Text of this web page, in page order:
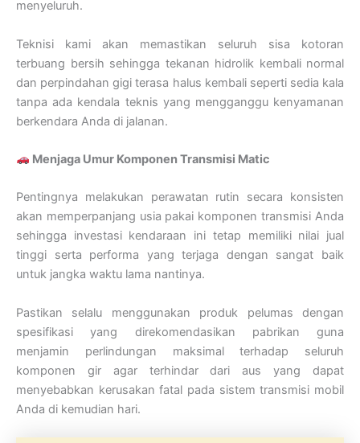
menyeluruh.
Teknisi kami akan memastikan seluruh sisa kotoran
terbuang bersih sehingga tekanan hidrolik kembali normal
dan perpindahan gigi terasa halus kembali seperti sedia kala
tanpa ada kendala teknis yang mengganggu kenyamanan
berkendara Anda di jalanan.
Menjaga Umur Komponen Transmisi Matic
Pentingnya melakukan perawatan rutin secara konsisten
akan memperpanjang usia pakai komponen transmisi Anda
sehingga investasi kendaraan ini tetap memiliki nilai jual
tinggi serta performa yang terjaga dengan sangat baik
untuk jangka waktu lama nantinya.
Pastikan selalu menggunakan produk pelumas dengan
spesifikasi yang direkomendasikan pabrikan guna
menjamin perlindungan maksimal terhadap seluruh
komponen gir agar terhindar dari aus yang dapat
menyebabkan kerusakan fatal pada sistem transmisi mobil
Anda di kemudian hari.